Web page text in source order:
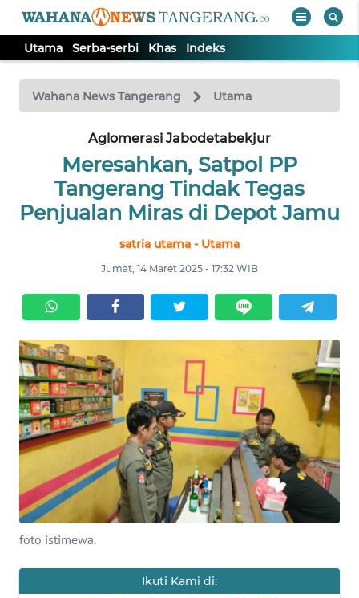
Utama Serba-serbi Khas Indeks
Wahana News Tangerang Utama
Aglomerasi Jabodetabekjur
Meresahkan, Satpol PP
Tangerang Tindak Tegas
Penjualan Miras di Depot Jamu
satria utama - Utama
Jumat, 14 Maret 2025 - 17:32 WIB
foto istimewa.
Ikuti Kami di:
TV
Tutup
SERBA-
SERBI
Informasi
BERITA
KONTAK
KAMI
INFO
TENTANG
KAMI